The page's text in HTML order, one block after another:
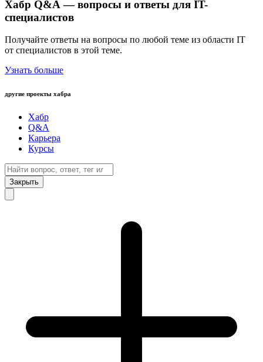
Хабр Q&A — вопросы и ответы для IT-
специалистов
Получайте ответы на вопросы по любой теме из области IT
от специалистов в этой теме.
Узнать больше
другие проекты хабра
Хабр
Q&A
Карьера
Курсы
Закрыть